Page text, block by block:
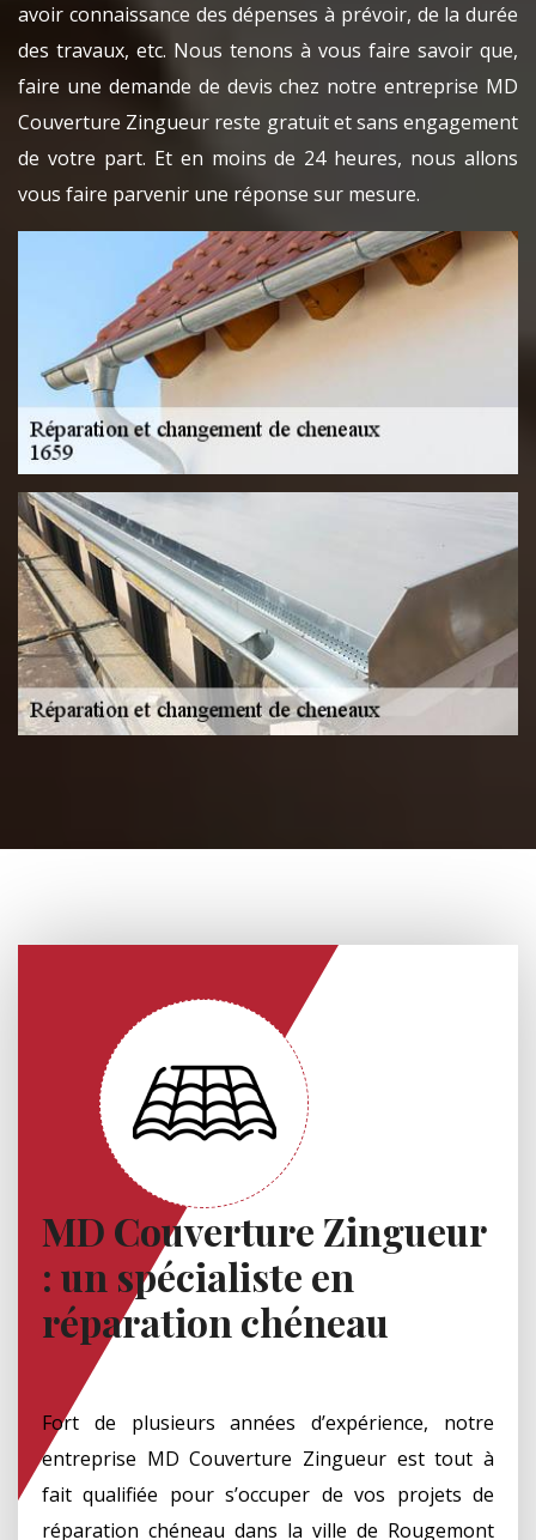
avoir connaissance des dépenses à prévoir, de la durée
des travaux, etc. Nous tenons à vous faire savoir que,
faire une demande de devis chez notre entreprise MD
Couverture Zingueur reste gratuit et sans engagement
de votre part. Et en moins de 24 heures, nous allons
vous faire parvenir une réponse sur mesure.
MD Couverture Zingueur
: un spécialiste en
réparation chéneau
Fort de plusieurs années d’expérience, notre
entreprise MD Couverture Zingueur est tout à
fait qualifiée pour s’occuper de vos projets de
réparation chéneau dans la ville de Rougemont